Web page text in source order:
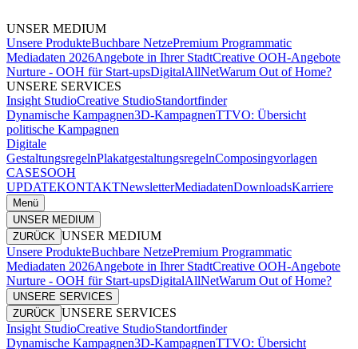
UNSER MEDIUM
Unsere ProdukteBuchbare NetzePremium Programmatic
Mediadaten 2026Angebote in Ihrer StadtCreative OOH-Angebote
Nurture - OOH für Start-upsDigitalAllNetWarum Out of Home?
UNSERE SERVICES
Insight StudioCreative StudioStandortfinder
Dynamische Kampagnen3D-KampagnenTTVO: Übersicht
politische Kampagnen
Digitale
GestaltungsregelnPlakatgestaltungsregelnComposingvorlagen
CASESOOH
UPDATEKONTAKTNewsletterMediadatenDownloadsKarriere
Menü
UNSER MEDIUM
ZURÜCK UNSER MEDIUM
Unsere ProdukteBuchbare NetzePremium Programmatic
Mediadaten 2026Angebote in Ihrer StadtCreative OOH-Angebote
Nurture - OOH für Start-upsDigitalAllNetWarum Out of Home?
UNSERE SERVICES
ZURÜCK UNSERE SERVICES
Insight StudioCreative StudioStandortfinder
Dynamische Kampagnen3D-KampagnenTTVO: Übersicht